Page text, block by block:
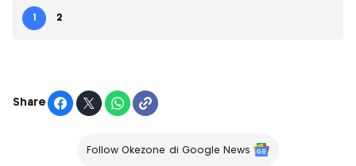
1 2
Share
Follow Okezone di Google News